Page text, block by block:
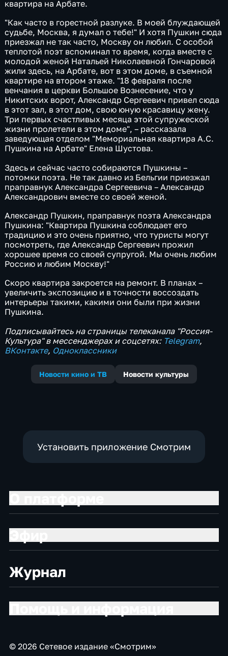
квартира на Арбате.
"Как часто в горестной разлуке. В моей блуждающей
судьбе, Москва, я думал о тебе!" И хотя Пушкин сюда
приезжал не так часто, Москву он любил. С особой
теплотой поэт вспоминал то время, когда вместе с
молодой женой Натальей Николаевной Гончаровой
жили здесь, на Арбате, вот в этом доме, в съемной
квартире на втором этаже. "18 февраля после
венчания в церкви Большое Вознесение, что у
Никитских ворот, Александр Сергеевич привел сюда
в этот зал, в этот дом, свою юную красавицу жену.
Три первых счастливых месяца этой супружеской
жизни пролетели в этом доме", – рассказала
заведующая отделом "Мемориальная квартира А.С.
Пушкина на Арбате" Елена Шустова.
Здесь и сейчас часто собираются Пушкины –
потомки поэта. Не так давно из Бельгии приезжал
праправнук Александра Сергеевича – Александр
Александрович вместе со своей женой.
Александр Пушкин, праправнук поэта Александра
Пушкина: "Квартира Пушкина соблюдает его
традицию и это очень приятно, что туристы могут
посмотреть, где Александр Сергеевич прожил
хорошее время со своей супругой. Мы очень любим
Россию и любим Москву!"
Скоро квартира закроется на ремонт. В планах –
увеличить экспозицию и в точности воссоздать
интерьеры такими, какими они были при жизни
Пушкина.
Подписывайтесь на страницы телеканала "Россия-
Культура" в мессенджерах и соцсетях: Telegram,
ВКонтакте, Одноклассники
Новости кино и ТВ Новости культуры
Установить приложение Смотрим
Журнал
© 2026 Сетевое издание «Смотрим»